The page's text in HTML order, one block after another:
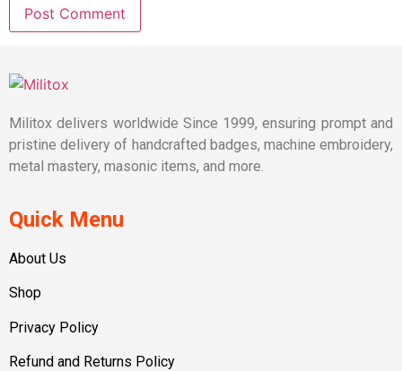
Militox delivers worldwide Since 1999, ensuring prompt and
pristine delivery of handcrafted badges, machine embroidery,
metal mastery, masonic items, and more.
Quick Menu
About Us
Shop
Privacy Policy
Refund and Returns Policy